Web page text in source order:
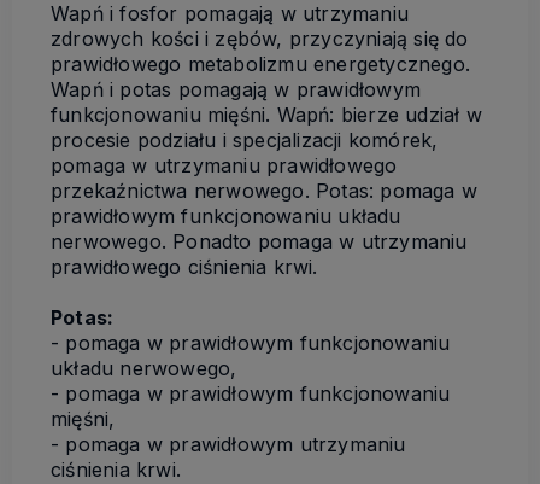
Wapń i fosfor pomagają w utrzymaniu
zdrowych kości i zębów, przyczyniają się do
prawidłowego metabolizmu energetycznego.
Wapń i potas pomagają w prawidłowym
funkcjonowaniu mięśni. Wapń: bierze udział w
procesie podziału i specjalizacji komórek,
pomaga w utrzymaniu prawidłowego
przekaźnictwa nerwowego. Potas: pomaga w
prawidłowym funkcjonowaniu układu
nerwowego. Ponadto pomaga w utrzymaniu
prawidłowego ciśnienia krwi.
Potas:
- pomaga w prawidłowym funkcjonowaniu
układu nerwowego,
- pomaga w prawidłowym funkcjonowaniu
mięśni,
- pomaga w prawidłowym utrzymaniu
ciśnienia krwi.